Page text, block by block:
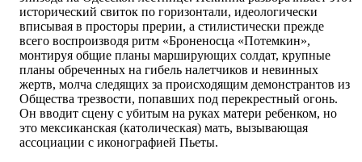
исторический свиток по горизонтали, идеологически
вписывая в просторы прерии, а стилистически прежде
всего воспроизводя ритм «Броненосца «Потемкин»,
монтируя общие планы марширующих солдат, крупные
планы обреченных на гибель налетчиков и невинных
жертв, молча следящих за происходящим демонстрантов из
Общества трезвости, попавших под перекрестный огонь.
Он вводит сцену с убитым на руках матери ребенком, но
это мексиканская (католическая) мать, вызывающая
ассоциации с иконографией Пьеты.